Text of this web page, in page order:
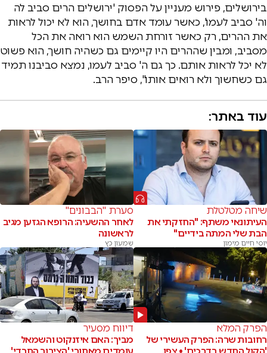
בירושלים, פירוש מעניין על הפסוק 'ירושלים הרים סביב לה
וה' סביב לעמו', כאשר עומד אדם בחושך, הוא לא יכול לראות
את ההרים, רק כאשר זורחת השמש הוא רואה את הכל
מסביב, ומבין שההרים היו קיימים גם כשהיה חושך, הוא פשוט
לא יכל לראות אותם. כך גם ה' סביב לעמו, נמצא סביבנו תמיד
גם כשחשוך ולא רואים אותו", סיפר הרב.
עוד באתר:
שיחה מטלטלת
העיתונאי משתף: "החזקתי את
הבת שלי המתה בידיים"
יוסי חיים מימון
סערת "הבבונים"
לאחר ההשעיה: הרופא הגזען מגיב
לראשונה
שמעון כץ
הפרק המלא
רחובות שרה: הפרק העשירי של
דיווח מסעיר
מביך: האם איזנקוט והשמאל